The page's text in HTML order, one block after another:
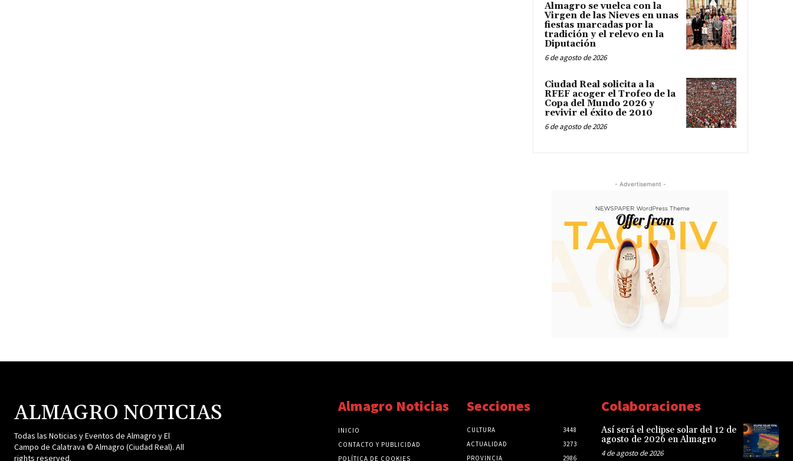
Almagro se vuelca con la
Virgen de las Nieves en unas
fiestas marcadas por la
tradición y el relevo en la
Diputación
6 de agosto de 2026
Ciudad Real solicita a la
RFEF acoger el Trofeo de la
Copa del Mundo 2026 y
revivir el éxito de 2010
6 de agosto de 2026
- Advertisement -
ALMAGRO NOTICIAS
Todas las Noticias y Eventos de Almagro y El
Campo de Calatrava © Almagro (Ciudad Real). All
rights reserved.
Almagro Noticias
INICIO
CONTACTO Y PUBLICIDAD
POLÍTICA DE COOKIES
Secciones
CULTURA
3448
ACTUALIDAD
3273
PROVINCIA
2986
Colaboraciones
Así será el eclipse solar del 12 de
agosto de 2026 en Almagro
4 de agosto de 2026